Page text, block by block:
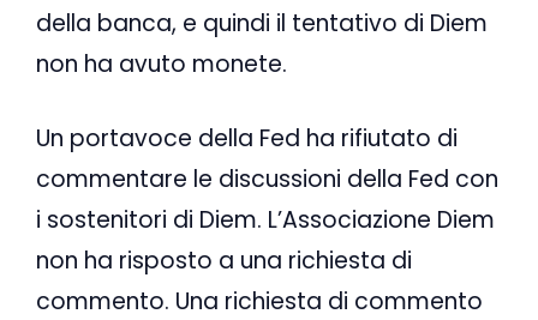
della banca, e quindi il tentativo di Diem
non ha avuto monete.
Un portavoce della Fed ha rifiutato di
commentare le discussioni della Fed con
i sostenitori di Diem. L’Associazione Diem
non ha risposto a una richiesta di
commento. Una richiesta di commento